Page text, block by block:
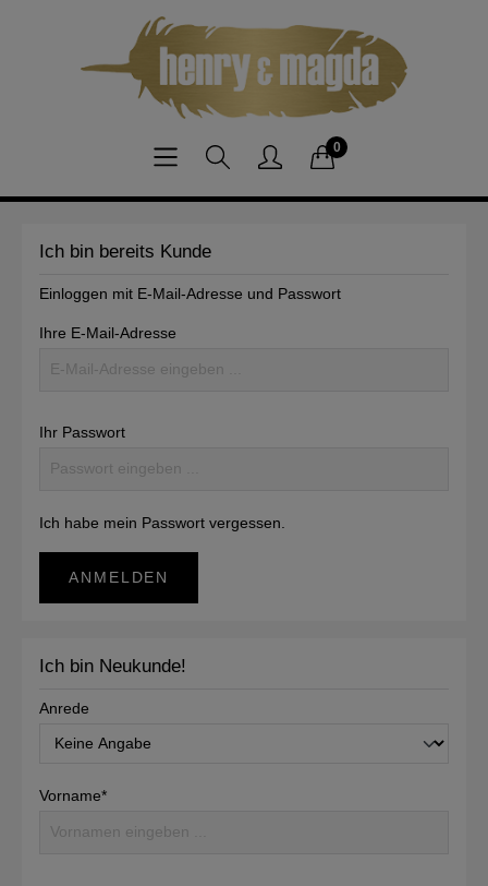
0
Ich bin bereits Kunde
Einloggen mit E-Mail-Adresse und Passwort
Ihre E-Mail-Adresse
Ihr Passwort
Ich habe mein Passwort vergessen.
ANMELDEN
Ich bin Neukunde!
Anrede
Vorname*